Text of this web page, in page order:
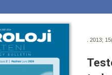
. 2013;